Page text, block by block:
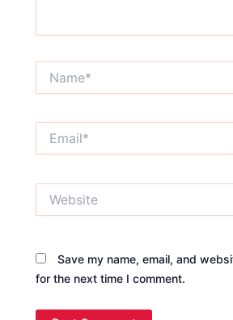
Save my name, email, and
for the next time I comment.